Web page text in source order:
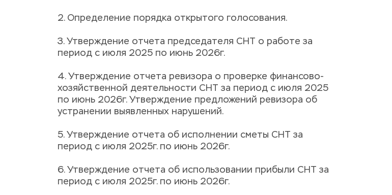
2. Определение порядка открытого голосования.
3. Утверждение отчета председателя СНТ о работе за
период с июля 2025 по июнь 2026г.
4. Утверждение отчета ревизора о проверке финансово-
хозяйственной деятельности СНТ за период с июля 2025
по июнь 2026г. Утверждение предложений ревизора об
устранении выявленных нарушений.
5. Утверждение отчета об исполнении сметы СНТ за
период с июля 2025г. по июнь 2026г.
6. Утверждение отчета об использовании прибыли СНТ за
период с июля 2025г. по июнь 2026г.